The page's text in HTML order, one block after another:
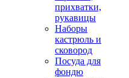
прихватки,
рукавицы
Наборы
кастрюль и
сковород
Посуда для
фондю